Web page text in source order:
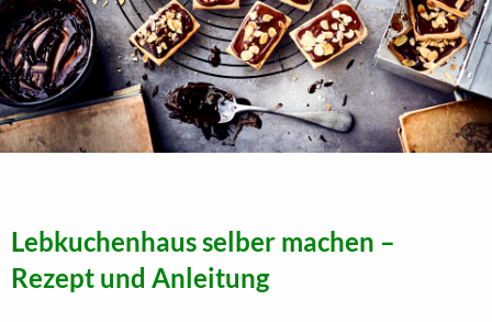
Lebkuchenhaus selber machen –
Rezept und Anleitung